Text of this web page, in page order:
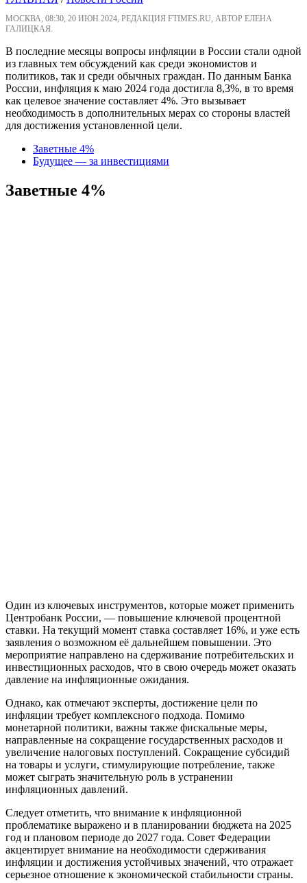
МОСКВА, 08:30, 20 ИЮН 2024, РЕДАКЦИЯ FTIMES.RU, АВТОР ЕЛЕНА
ГАЛИЦКАЯ.
В последние месяцы вопросы инфляции в России стали одной
из главных тем обсуждений как среди экономистов и
политиков, так и среди обычных граждан. По данным Банка
России, инфляция к маю 2024 года достигла 8,3%, в то время
как целевое значение составляет 4%. Это вызывает
необходимость в дополнительных мерах со стороны властей
для достижения установленной цели.
Заветные 4%
Будущее — за инвестициями
Заветные 4%
Один из ключевых инструментов, которые может применить
Центробанк России, — повышение ключевой процентной
ставки. На текущий момент ставка составляет 16%, и уже есть
заявления о возможном её дальнейшем повышении. Это
мероприятие направлено на сдерживание потребительских и
инвестиционных расходов, что в свою очередь может оказать
давление на инфляционные ожидания.
Однако, как отмечают эксперты, достижение цели по
инфляции требует комплексного подхода. Помимо
монетарной политики, важны также фискальные меры,
направленные на сокращение государственных расходов и
увеличение налоговых поступлений. Сокращение субсидий
на товары и услуги, стимулирующие потребление, также
может сыграть значительную роль в устранении
инфляционных давлений.
Следует отметить, что внимание к инфляционной
проблематике выражено и в планировании бюджета на 2025
год и плановом периоде до 2027 года. Совет Федерации
акцентирует внимание на необходимости сдерживания
инфляции и достижения устойчивых значений, что отражает
серьезное отношение к экономической стабильности страны.